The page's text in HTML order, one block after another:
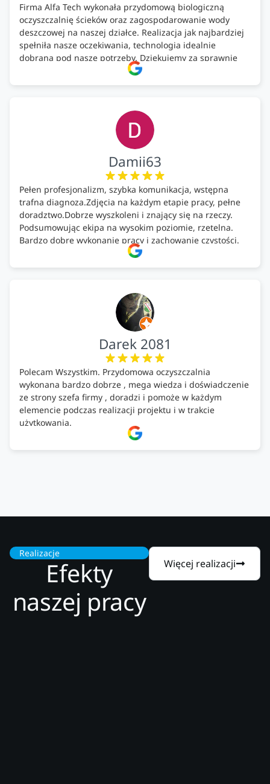
Firma Alfa Tech wykonała przydomową biologiczną
oczyszczalnię ścieków oraz zagospodarowanie wody
deszczowej na naszej działce. Realizacja jak najbardziej
spełniła nasze oczekiwania, technologia idealnie
dobrana pod nasze potrzeby. Dziękujemy za sprawnie
wykonany montaż w świetnej atmosferze! Polecam!
Damii63
Pełen profesjonalizm, szybka komunikacja, wstępna
trafna diagnoza.Zdjęcia na każdym etapie pracy, pełne
doradztwo.Dobrze wyszkoleni i znający się na rzeczy.
Podsumowując ekipa na wysokim poziomie, rzetelna.
Bardzo dobre wykonanie pracy i zachowanie czystości.
Darek 2081
Polecam Wszystkim. Przydomowa oczyszczalnia
wykonana bardzo dobrze , mega wiedza i doświadczenie
ze strony szefa firmy , doradzi i pomoże w każdym
elemencie podczas realizacji projektu i w trakcie
użytkowania.
Firma godna zaufania. Tak trzymać!
Realizacje
Efekty
naszej pracy
Więcej realizacji